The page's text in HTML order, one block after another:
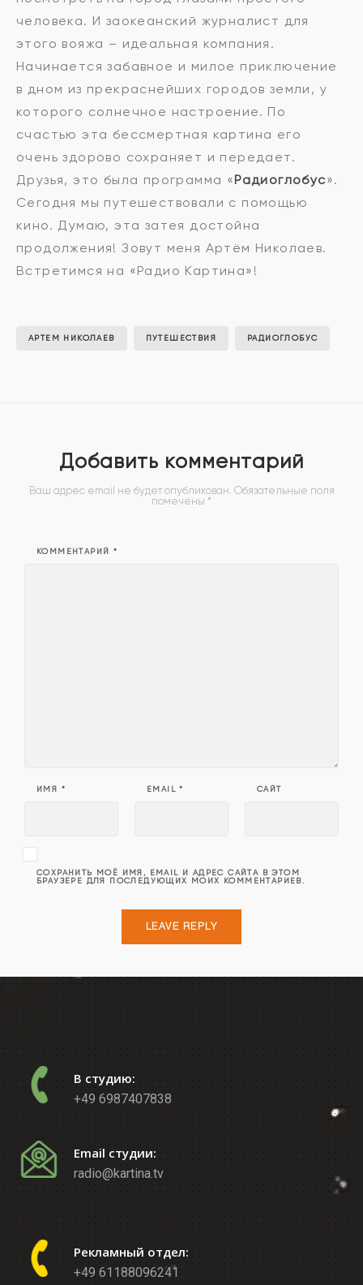
человека. И заокеанский журналист для
этого вояжа – идеальная компания.
Начинается забавное и милое приключение
в дном из прекраснейших городов земли, у
которого солнечное настроение. По
счастью эта бессмертная картина его
очень здорово сохраняет и передает.
Друзья, это была программа «Радиоглобус».
Сегодня мы путешествовали с помощью
кино. Думаю, эта затея достойна
продолжения! Зовут меня Артём Николаев.
Встретимся на «Радио Картина»!
АРТЕМ НИКОЛАЕВ ПУТЕШЕСТВИЯ РАДИОГЛОБУС
Добавить комментарий
Ваш адрес email не будет опубликован. Обязательные поля
помечены *
КОММЕНТАРИЙ *
ИМЯ * EMAIL* САЙТ
СОХРАНИТЬ МОЁ ИМЯ, EMAIL И АДРЕС САЙТА В ЭТОМ
БРАУЗЕРЕ ДЛЯ ПОСЛЕДУЮЩИХ МОИХ КОММЕНТАРИЕВ.
В студию:
+49 6987407838
Email студии:
radio@kartina.tv
Рекламный отдел:
+49 61188096241